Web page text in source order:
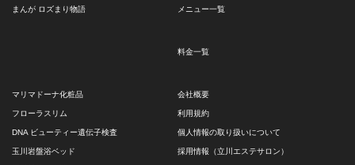
まんが ロズまり物語 メニュー一覧
料金一覧
マリマドーナ化粧品
フローラスリム
DNA ビューティー遺伝子検査
玉川岩盤浴ベッド
会社概要
利用規約
個人情報の取り扱いについて
採用情報（立川エステサロン）